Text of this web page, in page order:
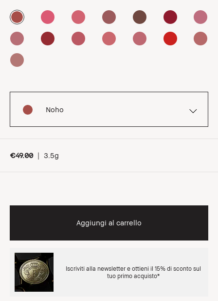
Noho
€49.00 | 3.5g
Aggiungi al carrello
Iscriviti alla newsletter e ottieni il 15% di sconto sul
tuo primo acquisto*